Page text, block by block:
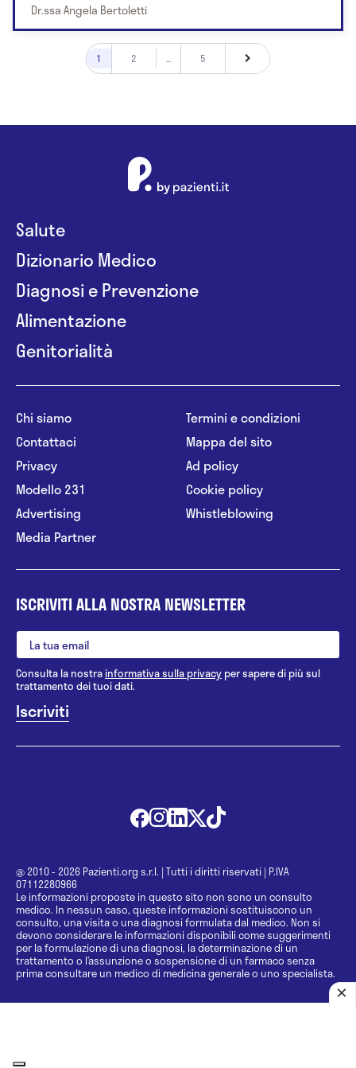
Dr.ssa Angela Bertoletti
1 2 ... 5
Salute
Dizionario Medico
Diagnosi e Prevenzione
Alimentazione
Genitorialità
Chi siamo
Contattaci
Privacy
Modello 231
Advertising
Media Partner
Termini e condizioni
Mappa del sito
Ad policy
Cookie policy
Whistleblowing
ISCRIVITI ALLA NOSTRA NEWSLETTER
Consulta la nostrainformativa sulla privacy per sapere di più sul
trattamento dei tuoi dati.
@ 2010 - 2026 Pazienti.org s.r.l. | Tutti i diritti riservati | P.IVA
07112280966
Le informazioni proposte in questo sito non sono un consulto
medico. In nessun caso, queste informazioni sostituiscono un
consulto, una visita o una diagnosi formulata dal medico. Non si
devono considerare le informazioni disponibili come suggerimenti
per la formulazione di una diagnosi, la determinazione di un
trattamento o l’assunzione o sospensione di un farmaco senza
prima consultare un medico di medicina generale o uno specialista.